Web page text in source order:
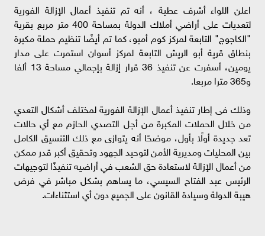
اعلن اللواء أشرف عطية ، أنه تم تنفيذ أعمال الإزالة الفورية
لتعديات على أراضي أملاك الدولة بمساحة 400 متر مربع بقرية
"الكاجوج" التابعة لمركز كوم أمبو، كما تم أيضًا تنظيم حملة مكبرة
بنطاق قرية أبو الريش التابعة لمركز أسوان استمرت على مدار
يومين، أسفرت عن تنفيذ 36 قرار إزالة بإجمالي مساحة 13 ألفا
و365 مترا مربعا.
وذلك فى إطار تنفيذ أعمال الإزالة الفورية لمختلف أشكال التعدي
من خلال الحملات المكبرة من أجل التصدي الحازم مع أي حالات
تعد جديدة أولًا بأول، موضحًا أنه يتوازى مع ذلك التنسيق الكامل
بين المحليات ومديرية الأمن لتوحيد الجهود وتحقيق أكبر قدر ممكن
من أعمال الإزالة لاستعادة حق الشعب في أراضيه تنفيذًا لتوجيهات
الرئيس عبد الفتاح السيسي، ما يساهم بشكل مباشر في فرض
هيبة الدولة وسيادة القانون على الجميع دون أي استثناءات.